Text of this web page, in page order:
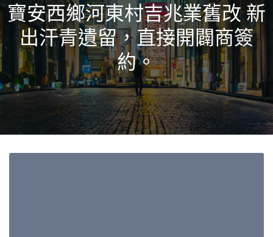
寶安西鄉河東村吉兆業舊改 新
出汗青遺留，直接開闢商簽
約。